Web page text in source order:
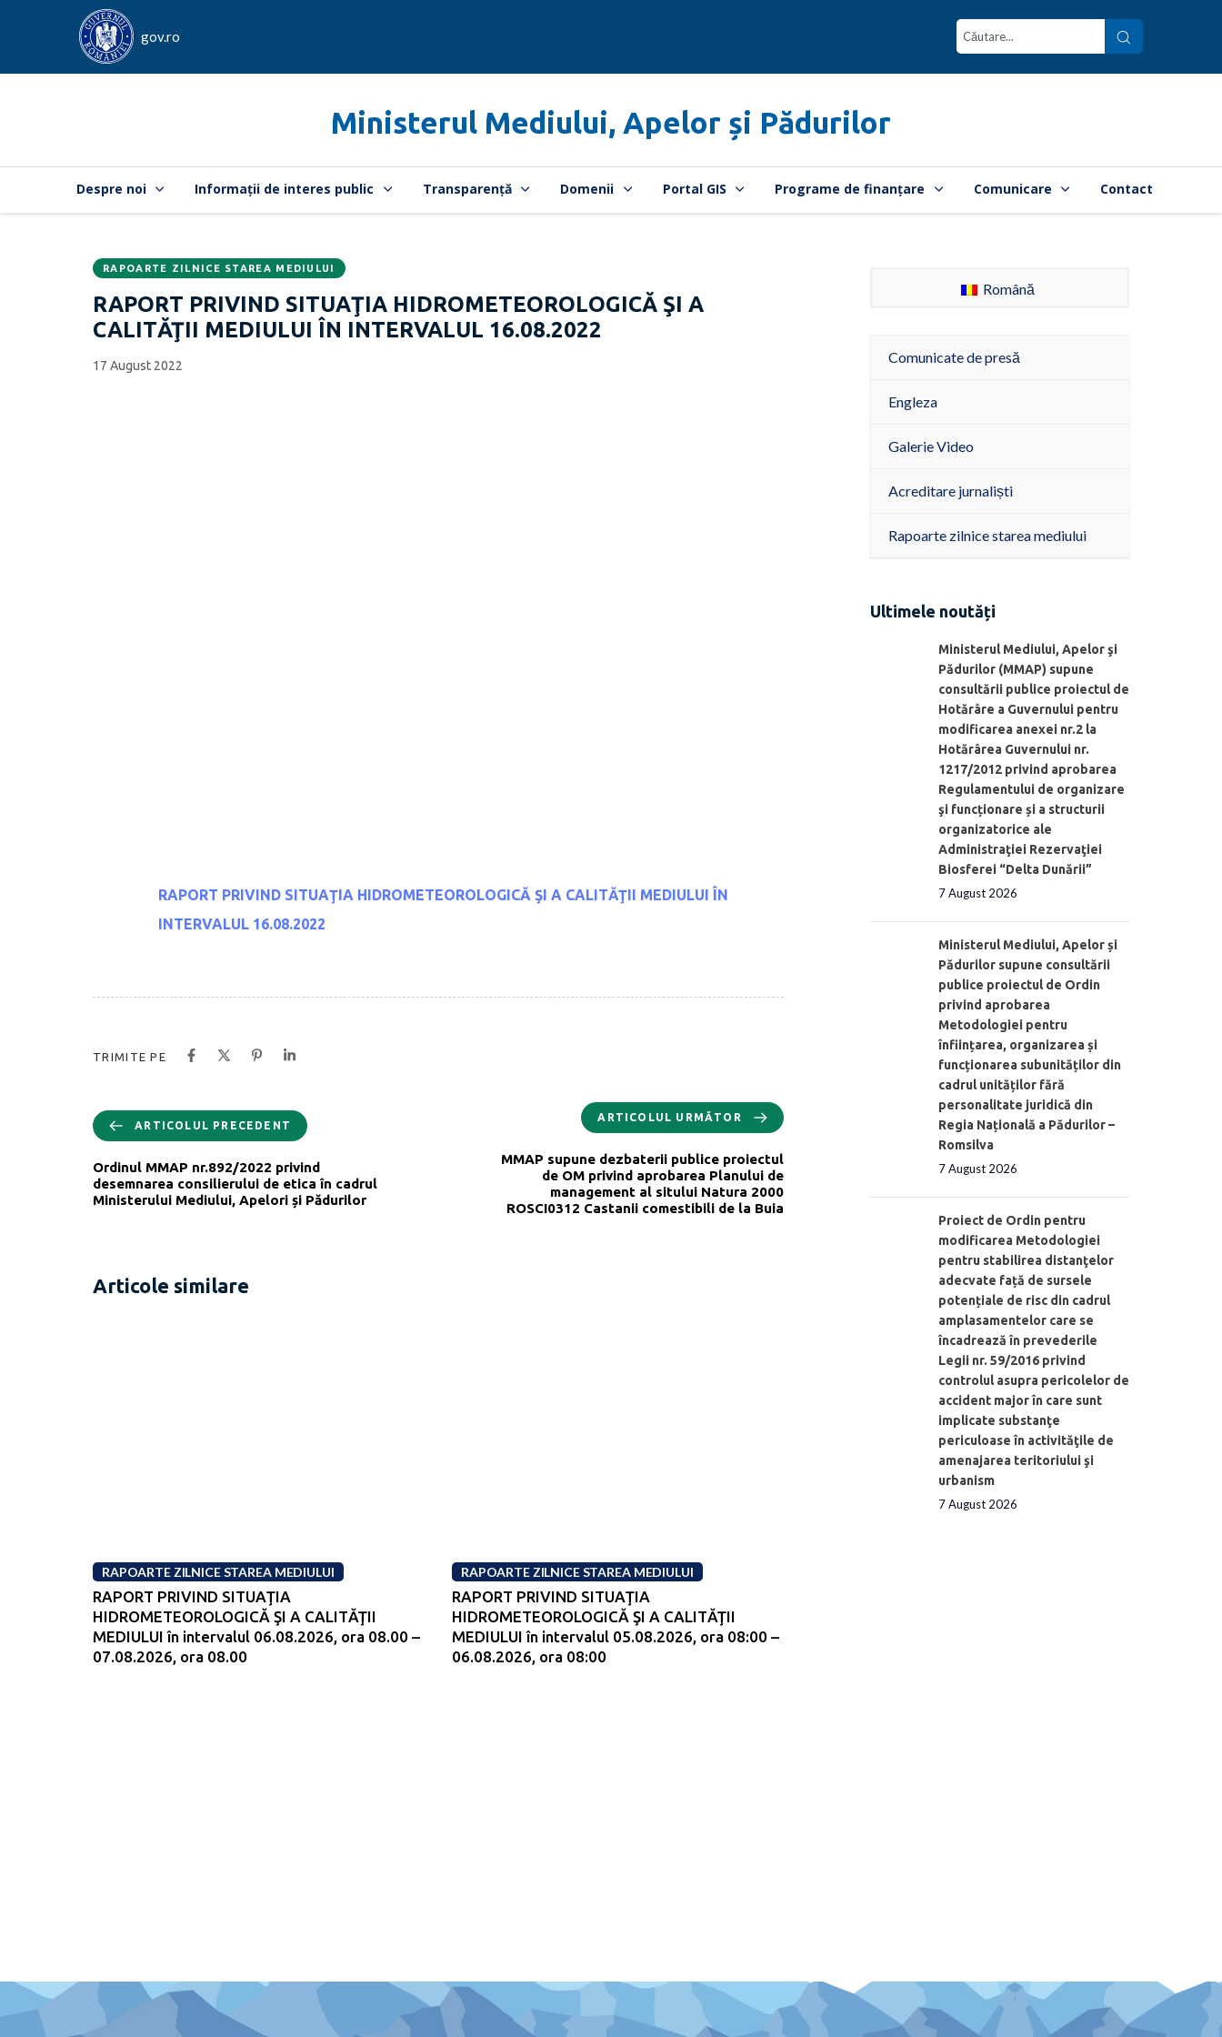
gov.ro
Ministerul Mediului, Apelor și Pădurilor
Despre noi Informații de interes public Transparență Domenii Portal GIS Programe de finanțare Comunicare Contact
CATEGORIA:
RAPOARTE ZILNICE STAREA MEDIULUI
RAPORT PRIVIND SITUAŢIA HIDROMETEOROLOGICĂ ŞI A
CALITĂŢII MEDIULUI ÎN INTERVALUL 16.08.2022
Data
publicării:
17 August 2022
RAPORT PRIVIND SITUAŢIA HIDROMETEOROLOGICĂ ŞI A CALITĂŢII MEDIULUI ÎN
INTERVALUL 16.08.2022
TRIMITE PE
ARTICOLUL PRECEDENT
Ordinul MMAP nr.892/2022 privind
desemnarea consilierului de etica în cadrul
Ministerului Mediului, Apelori și Pădurilor
ARTICOLUL URMĂTOR
MMAP supune dezbaterii publice proiectul
de OM privind aprobarea Planului de
management al sitului Natura 2000
ROSCI0312 Castanii comestibili de la Buia
Articole similare
RAPOARTE ZILNICE STAREA MEDIULUI
RAPORT PRIVIND SITUAŢIA
HIDROMETEOROLOGICĂ ŞI A CALITĂŢII
MEDIULUI în intervalul 06.08.2026, ora 08.00 –
07.08.2026, ora 08.00
RAPOARTE ZILNICE STAREA MEDIULUI
RAPORT PRIVIND SITUAŢIA
HIDROMETEOROLOGICĂ ŞI A CALITĂŢII
MEDIULUI în intervalul 05.08.2026, ora 08:00 –
06.08.2026, ora 08:00
Română
Comunicate de presă
Engleza
Galerie Video
Acreditare jurnaliști
Rapoarte zilnice starea mediului
Ultimele noutăți
Ministerul Mediului, Apelor şi
Pădurilor (MMAP) supune
consultării publice proiectul de
Hotărâre a Guvernului pentru
modificarea anexei nr.2 la
Hotărârea Guvernului nr.
1217/2012 privind aprobarea
Regulamentului de organizare
şi funcționare și a structurii
organizatorice ale
Administraţiei Rezervaţiei
Biosferei “Delta Dunării”
7 August 2026
Ministerul Mediului, Apelor și
Pădurilor supune consultării
publice proiectul de Ordin
privind aprobarea
Metodologiei pentru
înființarea, organizarea și
funcționarea subunităților din
cadrul unităților fără
personalitate juridică din
Regia Națională a Pădurilor –
Romsilva
7 August 2026
Proiect de Ordin pentru
modificarea Metodologiei
pentru stabilirea distanţelor
adecvate față de sursele
potențiale de risc din cadrul
amplasamentelor care se
încadrează în prevederile
Legii nr. 59/2016 privind
controlul asupra pericolelor de
accident major în care sunt
implicate substanţe
periculoase în activităţile de
amenajarea teritoriului şi
urbanism
7 August 2026